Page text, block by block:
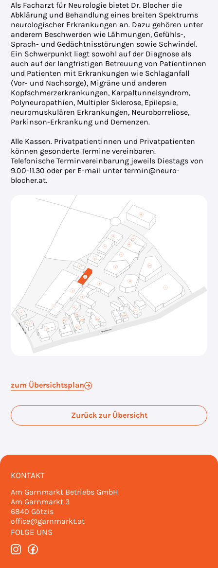
Als Facharzt für Neurologie bietet Dr. Blocher die
Abklärung und Behandlung eines breiten Spektrums
neurologischer Erkrankungen an. Dazu gehören unter
anderem Beschwerden wie Lähmungen, Gefühls-,
Sprach- und Gedächtnisstörungen sowie Schwindel.
Ein Schwerpunkt liegt sowohl auf der Diagnose als
auch auf der langfristigen Betreuung von Patientinnen
und Patienten mit Erkrankungen wie Schlaganfall
(Vor- und Nachsorge), Migräne und anderen
Kopfschmerzerkrankungen, Karpaltunnelsyndrom,
Polyneuropathien, Multipler Sklerose, Epilepsie,
neuromuskulären Erkrankungen, Neuroborreliose,
Parkinson-Erkrankung und Demenzen.
Alle Kassen. Privatpatientinnen und Privatpatienten
können gesonderte Termine vereinbaren.
Telefonische Terminvereinbarung jeweils Diestags von
9.00-11.30 oder per E-mail unter termin@neuro-
blocher.at.
zum Übersichtsplan
Zurück zur Übersicht
KONTAKT
Am Garnmarkt Betriebs GmbH
Am Garnmarkt 3
6840 Götzis
office@garnmarkt.at
FOLGE UNS